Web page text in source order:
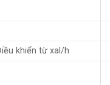
khiển từ xal/h